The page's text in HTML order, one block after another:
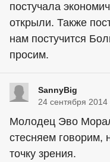
постучала
открыли. Также
нам постучится
просим.
SannyBig
24 сентября 2014
Молодец Эво
стесняем говорим,
точку зрения.